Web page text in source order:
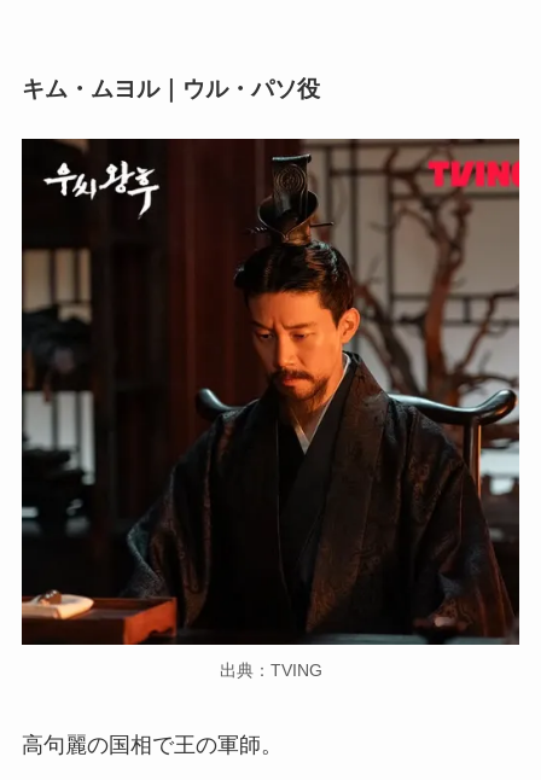
キム・ムヨル｜ウル・パソ役
出典：TVING
高句麗の国相で王の軍師。